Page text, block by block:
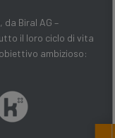
Biral AG –
il loro ciclo di vita
ambizioso: